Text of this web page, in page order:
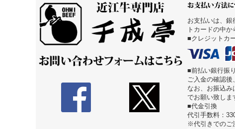
お支払いは、銀
トカードの中か
■クレジットカ
■前払い銀行振
ご入金の確認後
なお、お振込み
でお願い致しま
■代金引換
代引手数料：
※代引きでのご